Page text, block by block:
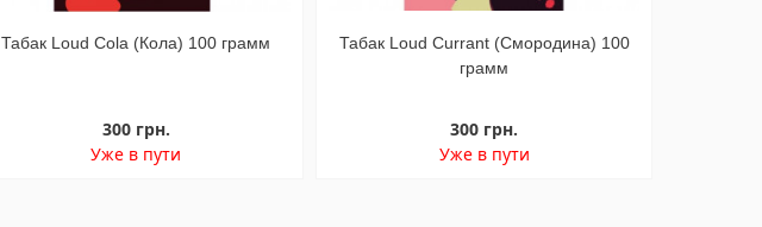
Табак Loud Cola (Кола) 100 грамм
300 грн.
Уже в пути
Табак Loud Currant (Смородина) 100
грамм
300 грн.
Уже в пути